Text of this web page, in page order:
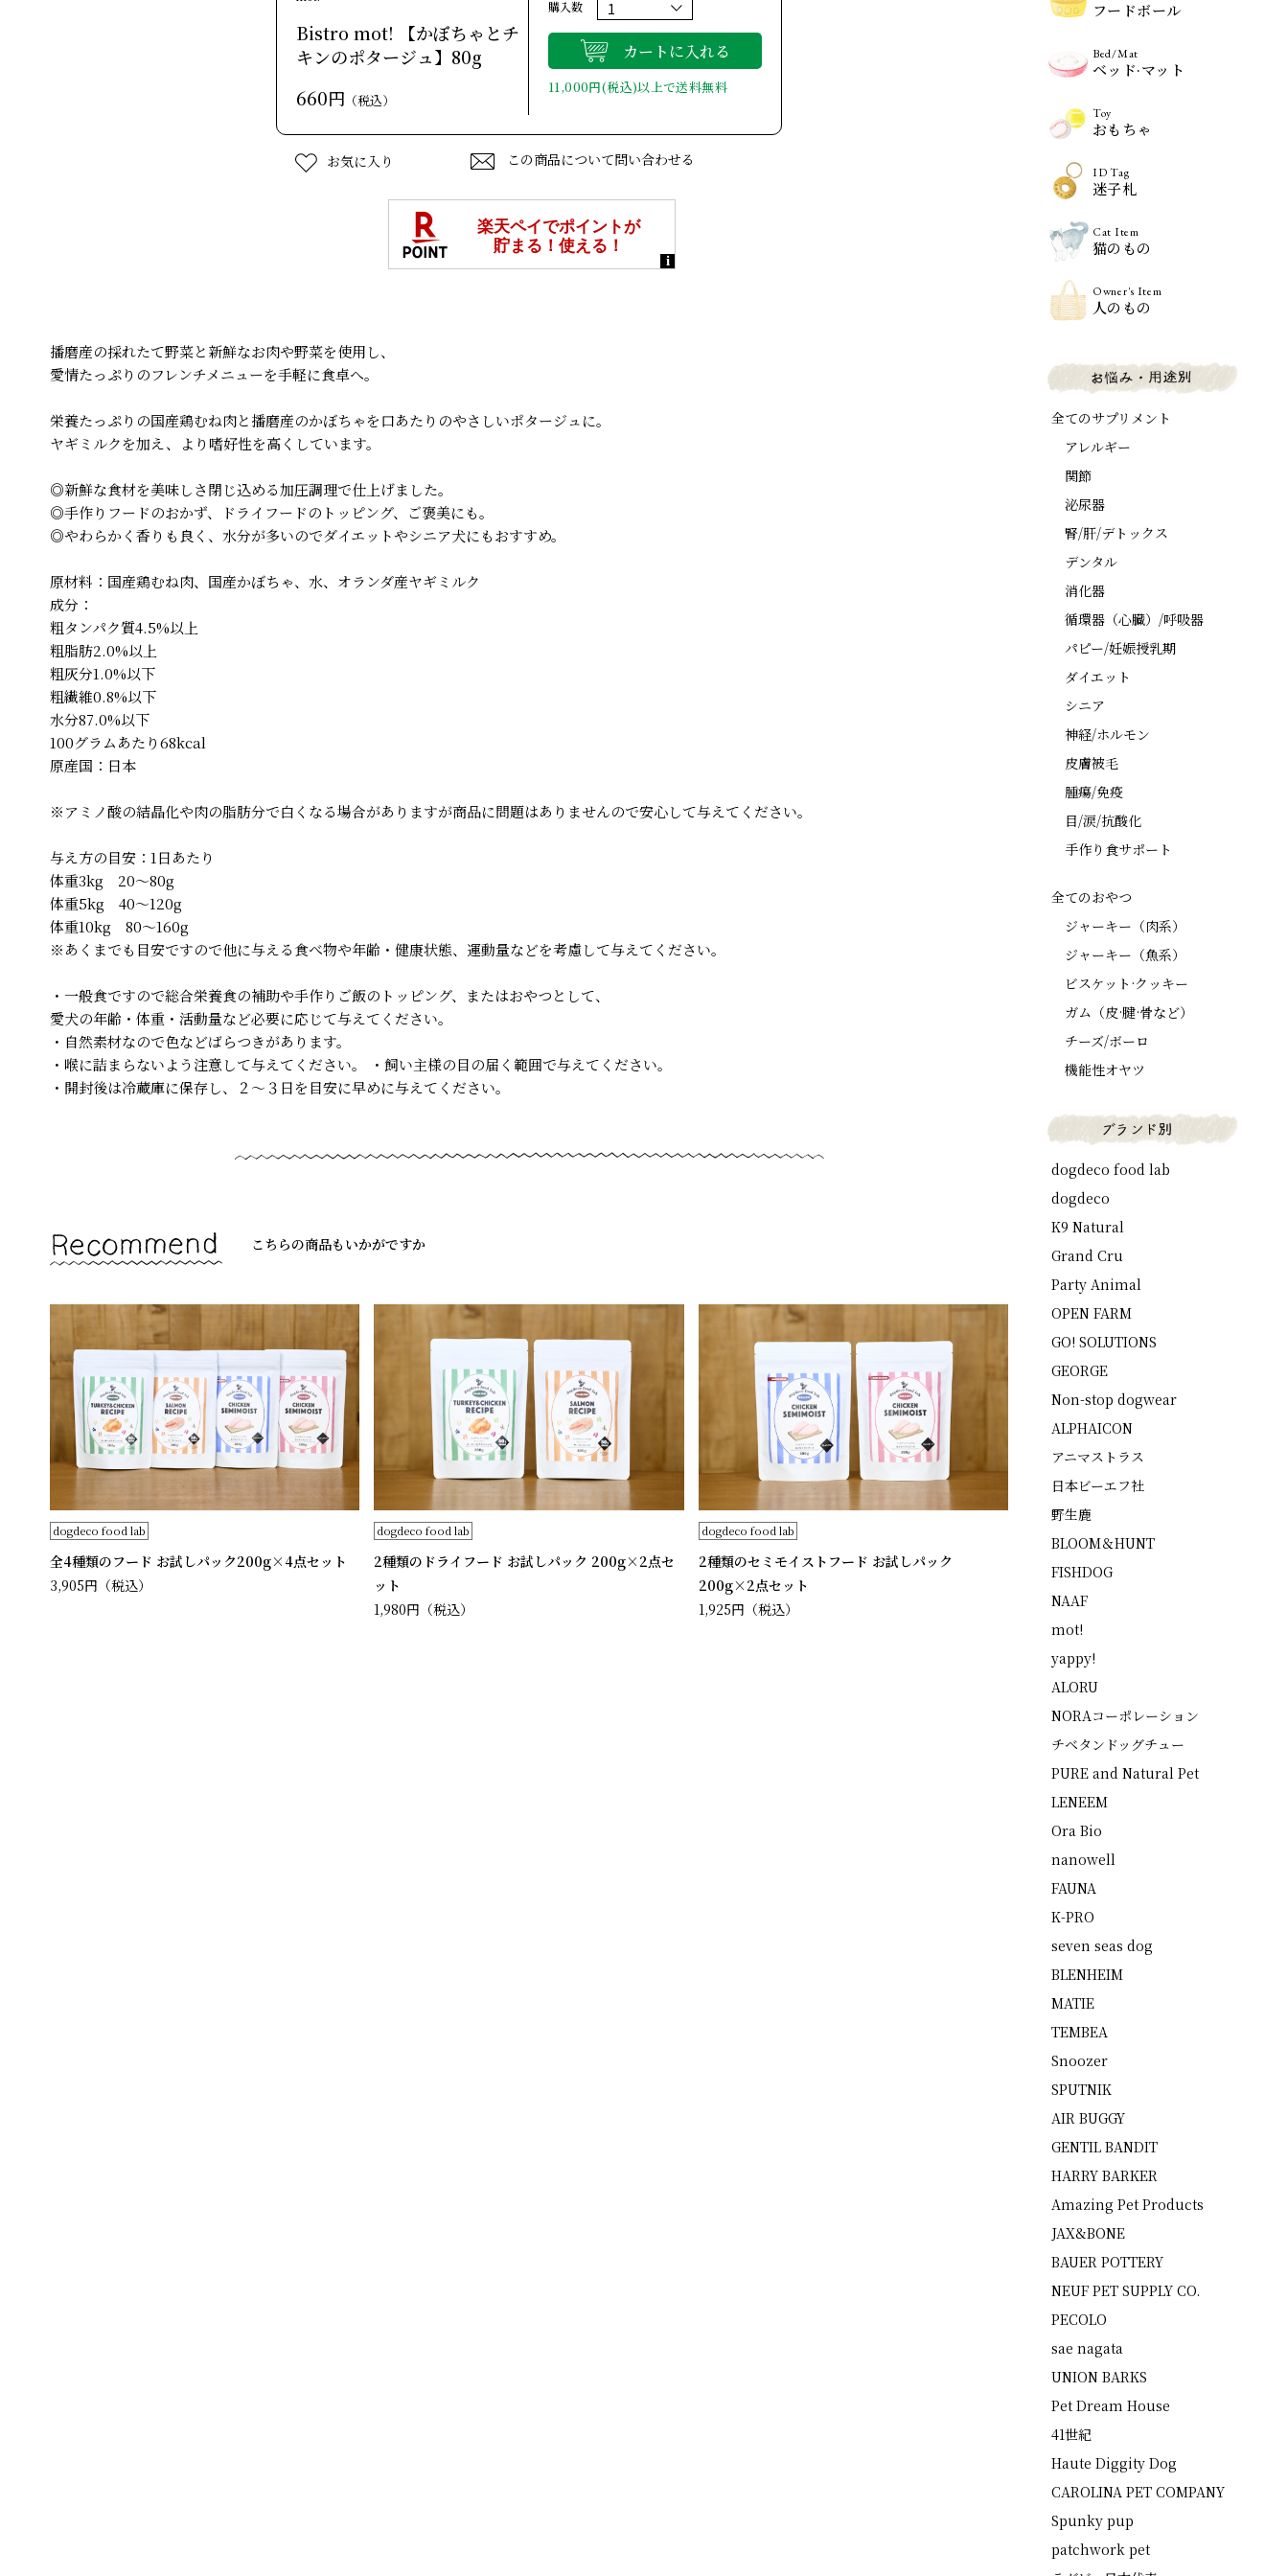
Bistro mot! 【かぼちゃとチ
キンのポタージュ】80g
660円 （税込）
購入数
カートに入れる
11,000円(税込)以上で送料無料
お気に入り この商品について問い合わせる
播磨産の採れたて野菜と新鮮なお肉や野菜を使用し、
愛情たっぷりのフレンチメニューを手軽に食卓へ。
栄養たっぷりの国産鶏むね肉と播磨産のかぼちゃを口あたりのやさしいポタージュに。
ヤギミルクを加え、より嗜好性を高くしています。
◎新鮮な食材を美味しさ閉じ込める加圧調理で仕上げました。
◎手作りフードのおかず、ドライフードのトッピング、ご褒美にも。
◎やわらかく香りも良く、水分が多いのでダイエットやシニア犬にもおすすめ。
原材料：国産鶏むね肉、国産かぼちゃ、水、オランダ産ヤギミルク
成分：
粗タンパク質4.5%以上
粗脂肪2.0%以上
粗灰分1.0%以下
粗繊維0.8%以下
水分87.0%以下
100グラムあたり68kcal
原産国：日本
※アミノ酸の結晶化や肉の脂肪分で白くなる場合がありますが商品に問題はありませんので安心して与えてください。
与え方の目安：1日あたり
体重3kg 20～80g
体重5kg 40～120g
体重10kg 80～160g
※あくまでも目安ですので他に与える食べ物や年齢・健康状態、運動量などを考慮して与えてください。
・一般食ですので総合栄養食の補助や手作りご飯のトッピング、またはおやつとして、
愛犬の年齢・体重・活動量など必要に応じて与えてください。
・自然素材なので色などばらつきがあります。
・喉に詰まらないよう注意して与えてください。 ・飼い主様の目の届く範囲で与えてください。
・開封後は冷蔵庫に保存し、２～３日を目安に早めに与えてください。
こちらの商品もいかがですか
dogdeco food lab
全4種類のフード お試しパック200g×4点セット
3,905円 （税込）
dogdeco food lab
2種類のドライフード お試しパック 200g×2点セ
ット
1,980円 （税込）
dogdeco food lab
2種類のセミモイストフード お試しパック
200g×2点セット
1,925円 （税込）
フードボール
Bed/Mat
ベッド·マット
Toy
おもちゃ
ID Tag
迷子札
Cat Item
猫のもの
Owner's Item
人のもの
全てのサプリメント
アレルギー
関節
泌尿器
腎/肝/デトックス
デンタル
消化器
循環器（心臓）/呼吸器
パピー/妊娠授乳期
ダイエット
シニア
神経/ホルモン
皮膚被毛
腫瘍/免疫
目/涙/抗酸化
手作り食サポート
全てのおやつ
ジャーキー（肉系）
ジャーキー（魚系）
ビスケット·クッキー
ガム（皮·腱·骨など）
チーズ/ボーロ
機能性オヤツ
dogdeco food lab
dogdeco
K9 Natural
Grand Cru
Party Animal
OPEN FARM
GO! SOLUTIONS
GEORGE
Non-stop dogwear
ALPHAICON
アニマストラス
日本ビーエフ社
野生鹿
BLOOM＆HUNT
FISHDOG
NAAF
mot!
yappy!
ALORU
NORAコーポレーション
チベタンドッグチュー
PURE and Natural Pet
LENEEM
Ora Bio
nanowell
FAUNA
K-PRO
seven seas dog
BLENHEIM
MATIE
TEMBEA
Snoozer
SPUTNIK
AIR BUGGY
GENTIL BANDIT
HARRY BARKER
Amazing Pet Products
JAX&BONE
BAUER POTTERY
NEUF PET SUPPLY CO.
PECOLO
sae nagata
UNION BARKS
Pet Dream House
41世紀
Haute Diggity Dog
CAROLINA PET COMPANY
Spunky pup
patchwork pet